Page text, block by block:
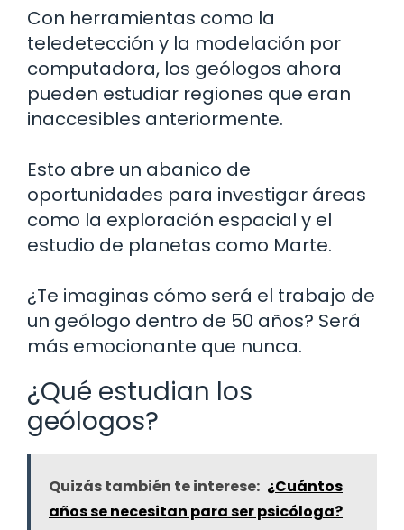
Con herramientas como la
teledetección y la modelación por
computadora, los geólogos ahora
pueden estudiar regiones que eran
inaccesibles anteriormente.
Esto abre un abanico de
oportunidades para investigar áreas
como la exploración espacial y el
estudio de planetas como Marte.
¿Te imaginas cómo será el trabajo de
un geólogo dentro de 50 años? Será
más emocionante que nunca.
¿Qué estudian los
geólogos?
Quizás también te interese: ¿Cuántos
años se necesitan para ser psicóloga?